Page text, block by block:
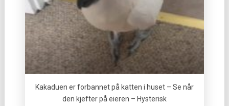
Kakaduen er forbannet på katten i huset – Se når
den kjefter på eieren – Hysterisk